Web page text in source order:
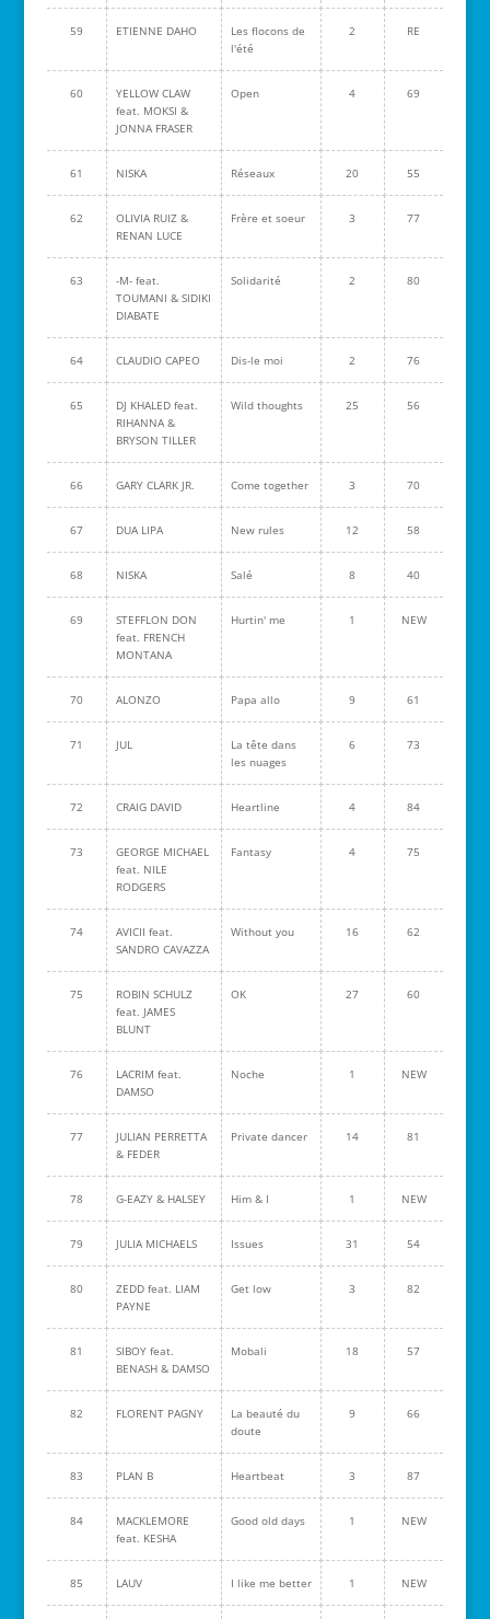
59 ETIENNE DAHO
Les flocons de
l'été
2 RE
60
YELLOW CLAW
feat. MOKSI &
JONNA FRASER
Open 4 69
61 NISKA Réseaux 20 55
62
OLIVIA RUIZ &
RENAN LUCE
Frère et soeur 3 77
63
-M- feat.
TOUMANI & SIDIKI
DIABATE
Solidarité 2 80
64 CLAUDIO CAPEO Dis-le moi 2 76
65
DJ KHALED feat.
RIHANNA &
BRYSON TILLER
Wild thoughts 25 56
66 GARY CLARK JR. Come together 3 70
67 DUA LIPA New rules 12 58
68 NISKA Salé 8 40
69
STEFFLON DON
feat. FRENCH
MONTANA
Hurtin' me 1 NEW
70 ALONZO Papa allo 9 61
71 JUL
La tête dans
les nuages
6 73
72 CRAIG DAVID Heartline 4 84
73
GEORGE MICHAEL
feat. NILE
RODGERS
Fantasy 4 75
74
AVICII feat.
SANDRO CAVAZZA
Without you 16 62
75
ROBIN SCHULZ
feat. JAMES
BLUNT
OK 27 60
76
LACRIM feat.
DAMSO
Noche 1 NEW
77
JULIAN PERRETTA
& FEDER
Private dancer 14 81
78 G-EAZY & HALSEY Him & I 1 NEW
79 JULIA MICHAELS Issues 31 54
80
ZEDD feat. LIAM
PAYNE
Get low 3 82
81
SIBOY feat.
BENASH & DAMSO
Mobali 18 57
82 FLORENT PAGNY
La beauté du
doute
9 66
83 PLAN B Heartbeat 3 87
84
MACKLEMORE
feat. KESHA
Good old days 1 NEW
85 LAUV I like me better 1 NEW